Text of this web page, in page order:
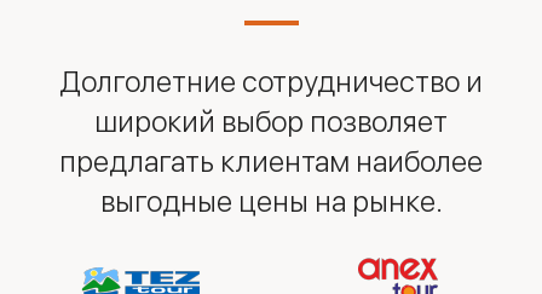
Долголетние сотрудничество и
широкий выбор позволяет
предлагать клиентам наиболее
выгодные цены на рынке.